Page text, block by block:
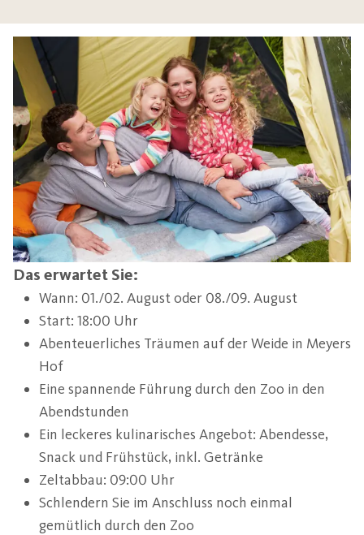
Das erwartet Sie:
Wann: 01./02. August oder 08./09. August
Start: 18:00 Uhr
Abenteuerliches Träumen auf der Weide in Meyers
Hof
Eine spannende Führung durch den Zoo in den
Abendstunden
Ein leckeres kulinarisches Angebot: Abendesse,
Snack und Frühstück, inkl. Getränke
Zeltabbau: 09:00 Uhr
Schlendern Sie im Anschluss noch einmal
gemütlich durch den Zoo